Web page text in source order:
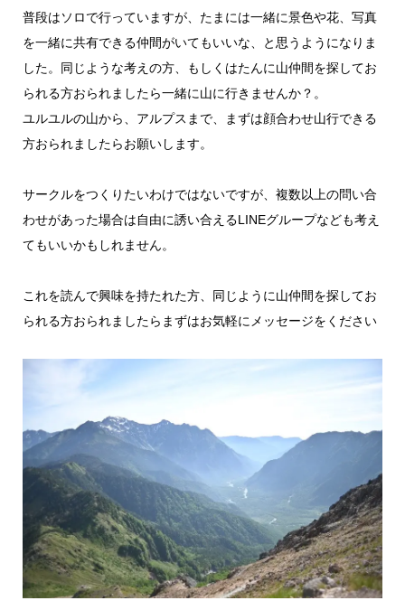
普段はソロで行っていますが、たまには一緒に景色や花、写真
を一緒に共有できる仲間がいてもいいな、と思うようになりま
した。同じような考えの方、もしくはたんに山仲間を探してお
られる方おられましたら一緒に山に行きませんか？。
ユルユルの山から、アルプスまで、まずは顔合わせ山行できる
方おられましたらお願いします。
サークルをつくりたいわけではないですが、複数以上の問い合
わせがあった場合は自由に誘い合えるLINEグループなども考え
てもいいかもしれません。
これを読んで興味を持たれた方、同じように山仲間を探してお
られる方おられましたらまずはお気軽にメッセージをください